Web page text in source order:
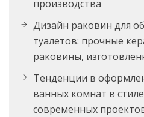
производства
Дизайн раковин для
туалетов: прочные
раковины,
Тенденции в
ванных комнат в
современных